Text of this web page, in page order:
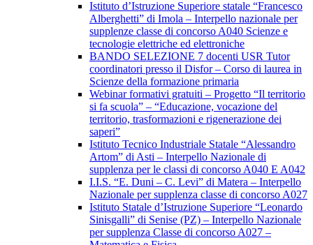
Istituto d’Istruzione Superiore statale “Francesco
Alberghetti” di Imola – Interpello nazionale per
supplenze classe di concorso A040 Scienze e
tecnologie elettriche ed elettroniche
BANDO SELEZIONE 7 docenti USR Tutor
coordinatori presso il Disfor – Corso di laurea in
Scienze della formazione primaria
Webinar formativi gratuiti – Progetto “Il territorio
si fa scuola” – “Educazione, vocazione del
territorio, trasformazioni e rigenerazione dei
saperi”
Istituto Tecnico Industriale Statale “Alessandro
Artom” di Asti – Interpello Nazionale di
supplenza per le classi di concorso A040 E A042
I.I.S. “E. Duni – C. Levi” di Matera – Interpello
Nazionale per supplenza classe di concorso A027
Istituto Statale d’Istruzione Superiore “Leonardo
Sinisgalli” di Senise (PZ) – Interpello Nazionale
per supplenza Classe di concorso A027 –